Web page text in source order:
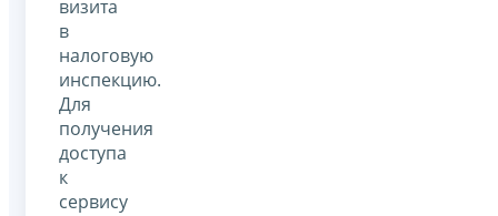
визита
в
налоговую
инспекцию.
Для
получения
доступа
к
сервису